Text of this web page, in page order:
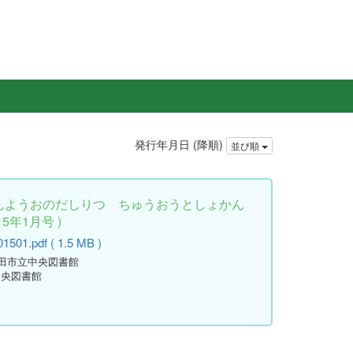
発行年月日 (降順) 並び順
ようおのだしりつ ちゅうおうとしょかん
年1月号 )
( 1.5 MB )
市立中央図書館
図書館